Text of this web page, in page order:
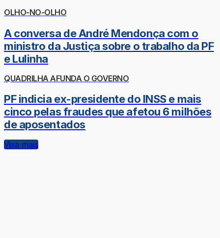
OLHO-NO-OLHO
A conversa de André Mendonça com o
ministro da Justiça sobre o trabalho da PF
e Lulinha
QUADRILHA AFUNDA O GOVERNO
PF indicia ex-presidente do INSS e mais
cinco pelas fraudes que afetou 6 milhões
de aposentados
Veja mais